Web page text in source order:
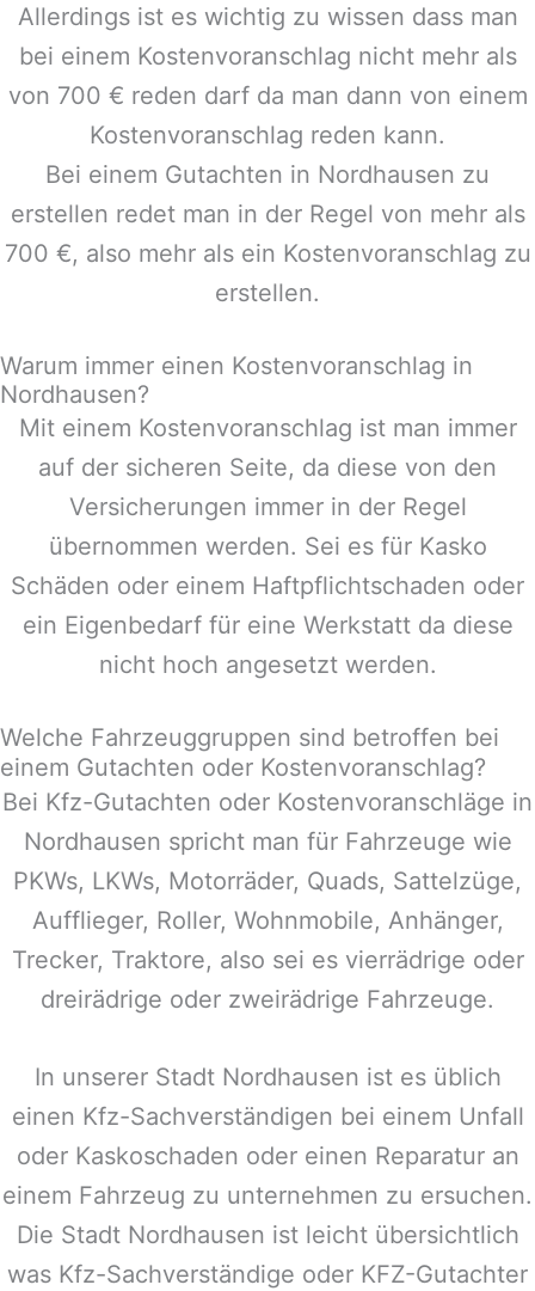
Allerdings ist es wichtig zu wissen dass man
bei einem Kostenvoranschlag nicht mehr als
von 700 € reden darf da man dann von einem
Kostenvoranschlag reden kann.
Bei einem Gutachten in Nordhausen zu
erstellen redet man in der Regel von mehr als
700 €, also mehr als ein Kostenvoranschlag zu
erstellen.
Warum immer einen Kostenvoranschlag in
Nordhausen?
Mit einem Kostenvoranschlag ist man immer
auf der sicheren Seite, da diese von den
Versicherungen immer in der Regel
übernommen werden. Sei es für Kasko
Schäden oder einem Haftpflichtschaden oder
ein Eigenbedarf für eine Werkstatt da diese
nicht hoch angesetzt werden.
Welche Fahrzeuggruppen sind betroffen bei
einem Gutachten oder Kostenvoranschlag?
Bei Kfz-Gutachten oder Kostenvoranschläge in
Nordhausen spricht man für Fahrzeuge wie
PKWs, LKWs, Motorräder, Quads, Sattelzüge,
Aufflieger, Roller, Wohnmobile, Anhänger,
Trecker, Traktore, also sei es vierrädrige oder
dreirädrige oder zweirädrige Fahrzeuge.
In unserer Stadt Nordhausen ist es üblich
einen Kfz-Sachverständigen bei einem Unfall
oder Kaskoschaden oder einen Reparatur an
einem Fahrzeug zu unternehmen zu ersuchen.
Die Stadt Nordhausen ist leicht übersichtlich
was Kfz-Sachverständige oder KFZ-Gutachter